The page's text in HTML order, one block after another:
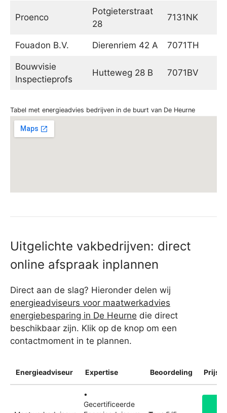
Proenco
Potgieterstraat
28
7131NK
Fouadon B.V. Dierenriem 42 A 7071TH
Bouwvisie
Inspectieprofs
Hutteweg 28 B 7071BV
Tabel met energieadvies bedrijven in de buurt van De Heurne
Uitgelichte vakbedrijven: direct
online afspraak inplannen
Direct aan de slag? Hieronder delen wij
energieadviseurs voor maatwerkadvies
energiebesparing in De Heurne die direct
beschikbaar zijn. Klik op de knop om een
contactmoment in te plannen.
Energieadviseur Expertise Beoordeling
•
Gecertificeerde